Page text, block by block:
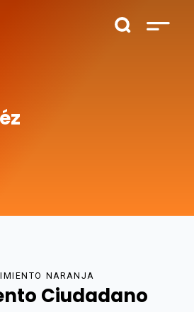
NARANJA
Ciudadano